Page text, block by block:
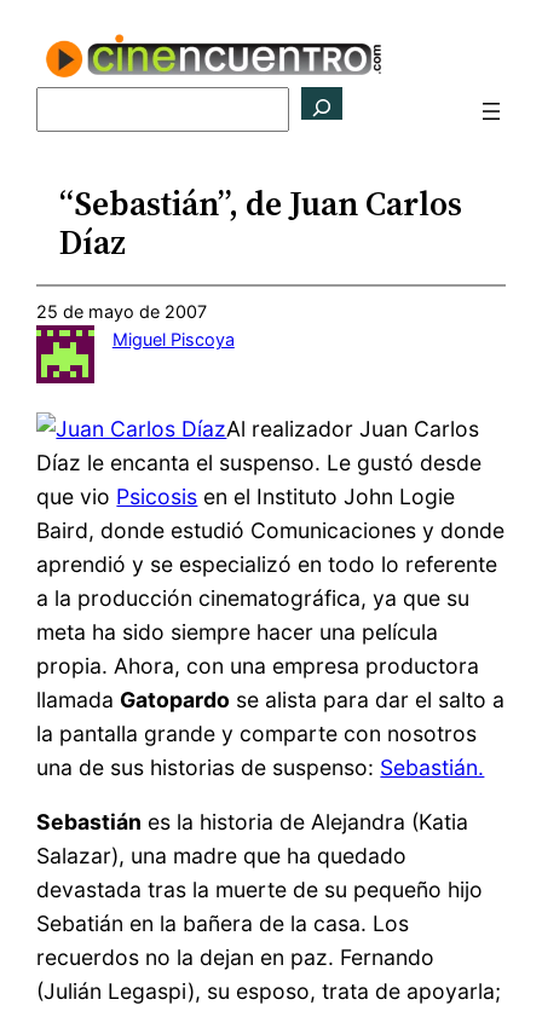
contenido
“Sebastián”, de Juan Carlos
Díaz
25 de mayo de 2007
Miguel Piscoya
Al realizador Juan Carlos
Díaz le encanta el suspenso. Le gustó desde
que vio Psicosis en el Instituto John Logie
Baird, donde estudió Comunicaciones y donde
aprendió y se especializó en todo lo referente
a la producción cinematográfica, ya que su
meta ha sido siempre hacer una película
propia. Ahora, con una empresa productora
llamada Gatopardo se alista para dar el salto a
la pantalla grande y comparte con nosotros
una de sus historias de suspenso: Sebastián.
Sebastián es la historia de Alejandra (Katia
Salazar), una madre que ha quedado
devastada tras la muerte de su pequeño hijo
Sebatián en la bañera de la casa. Los
recuerdos no la dejan en paz. Fernando
(Julián Legaspi), su esposo, trata de apoyarla;